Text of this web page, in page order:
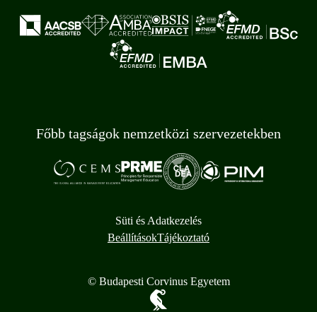
Főbb tagságok nemzetközi szervezetekben
Süti és Adatkezelés
BeállításokTájékoztató
© Budapesti Corvinus Egyetem